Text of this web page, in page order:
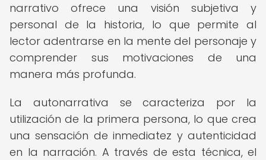
narrativo ofrece una visión subjetiva y
personal de la historia, lo que permite al
lector adentrarse en la mente del personaje y
comprender sus motivaciones de una
manera más profunda.
La autonarrativa se caracteriza por la
utilización de la primera persona, lo que crea
una sensación de inmediatez y autenticidad
en la narración. A través de esta técnica, el